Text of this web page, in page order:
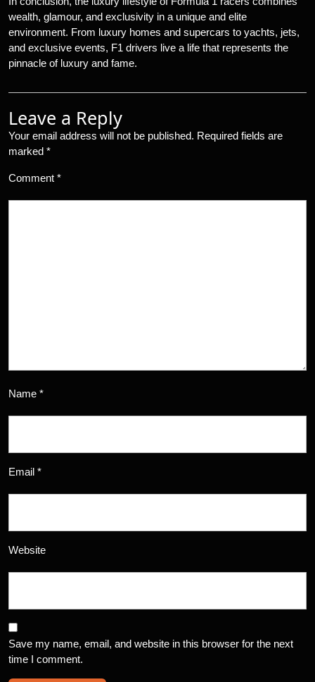
wealth, glamour, and exclusivity in a unique and elite
environment. From luxury homes and supercars to yachts, jets,
and exclusive events, F1 drivers live a life that represents the
pinnacle of luxury and fame.
Leave a Reply
Your email address will not be published. Required fields are
marked *
Comment *
Name *
Email *
Website
Save my name, email, and website in this browser for the next
time I comment.